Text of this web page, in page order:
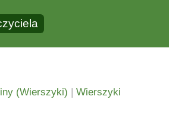
(Wierszyki) | Wierszyki